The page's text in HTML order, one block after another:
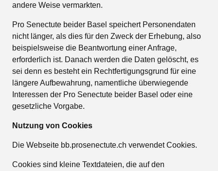
andere Weise vermarkten.
Pro Senectute beider Basel speichert Personendaten
nicht länger, als dies für den Zweck der Erhebung, also
beispielsweise die Beantwortung einer Anfrage,
erforderlich ist. Danach werden die Daten gelöscht, es
sei denn es besteht ein Rechtfertigungsgrund für eine
längere Aufbewahrung, namentliche überwiegende
Interessen der Pro Senectute beider Basel oder eine
gesetzliche Vorgabe.
Nutzung von Cookies
Die Webseite bb.prosenectute.ch verwendet Cookies.
Cookies sind kleine Textdateien, die auf den